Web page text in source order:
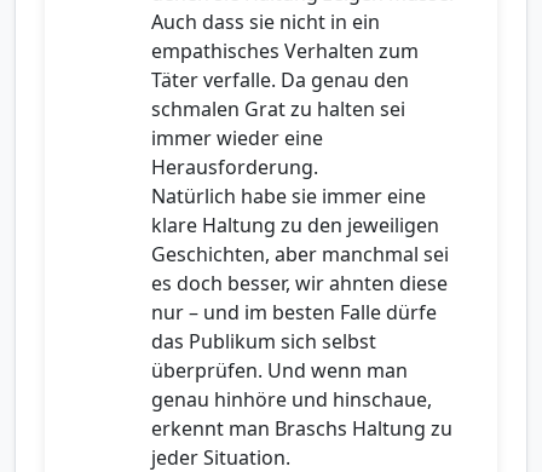
Auch dass sie nicht in ein
empathisches Verhalten zum
Täter verfalle. Da genau den
schmalen Grat zu halten sei
immer wieder eine
Herausforderung.
Natürlich habe sie immer eine
klare Haltung zu den jeweiligen
Geschichten, aber manchmal sei
es doch besser, wir ahnten diese
nur – und im besten Falle dürfe
das Publikum sich selbst
überprüfen. Und wenn man
genau hinhöre und hinschaue,
erkennt man Braschs Haltung zu
jeder Situation.